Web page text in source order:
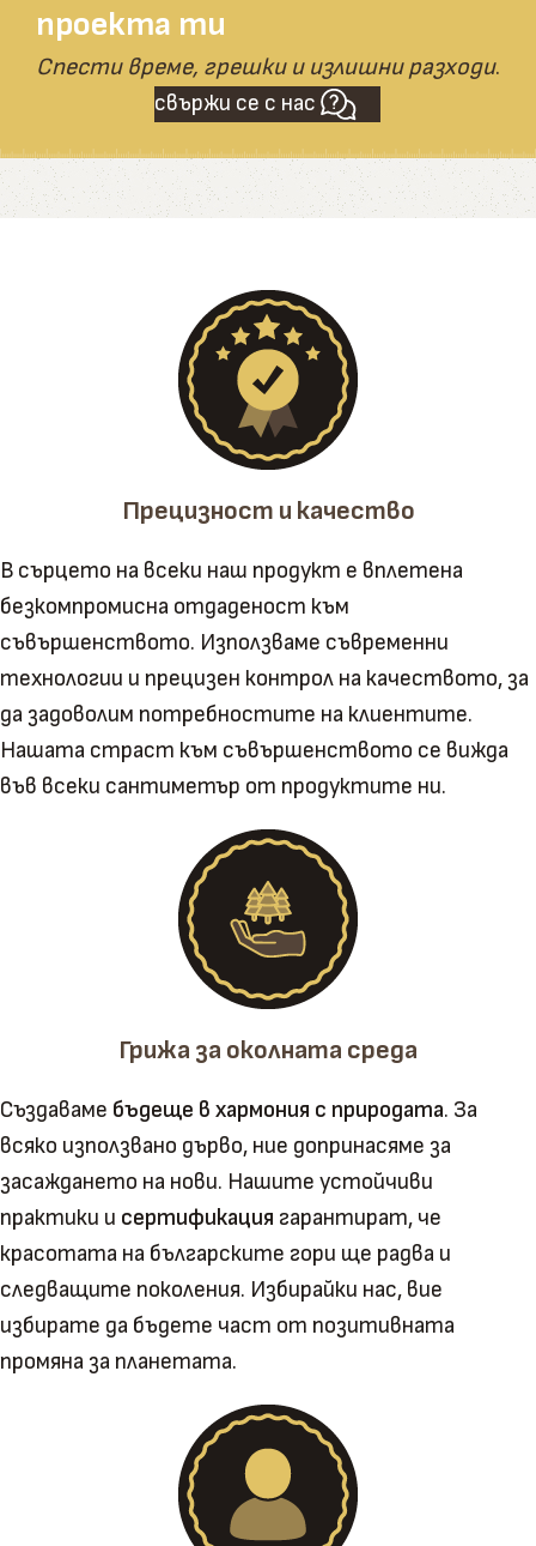
проекта ти
Спести време, грешки и излишни разходи.
свържи се с нас
Прецизност и качество
В сърцето на всеки наш продукт е вплетена
безкомпромисна отдаденост към
съвършенството. Използваме съвременни
технологии и прецизен контрол на качеството, за
да задоволим потребностите на клиентите.
Нашата страст към съвършенството се вижда
във всеки сантиметър от продуктите ни.
Грижа за околната среда
Създаваме бъдеще в хармония с природата. За
всяко използвано дърво, ние допринасяме за
засаждането на нови. Нашите устойчиви
практики и сертификация гарантират, че
красотата на българските гори ще радва и
следващите поколения. Избирайки нас, вие
избирате да бъдете част от позитивната
промяна за планетата.